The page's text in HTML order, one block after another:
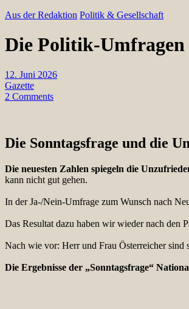
Aus der Redaktion Politik & Gesellschaft
Die Politik-Umfragen
12. Juni 2026
Gazette
2 Comments
Die Sonntagsfrage und die
Die neuesten Zahlen spiegeln die
kann nicht gut gehen.
In der Ja-/Nein-Umfrage zum Wunsch nach
Das Resultat dazu haben wir wieder nach den
Nach wie vor: Herr und Frau Österreicher sind
Die Ergebnisse der „Sonntagsfrage“